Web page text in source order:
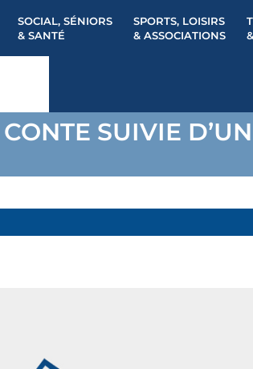
SOCIAL, SÉNIORS
& SANTÉ
SPORTS, LOISIRS
& ASSOCIATIONS
SUIVIE